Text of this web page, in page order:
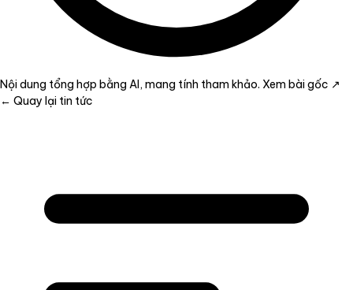
Nội dung tổng hợp bằng AI, mang tính tham khảo. Xem bài gốc ↗
← Quay lại tin tức